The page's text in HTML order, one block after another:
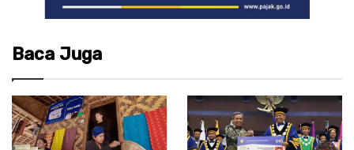
Baca Juga